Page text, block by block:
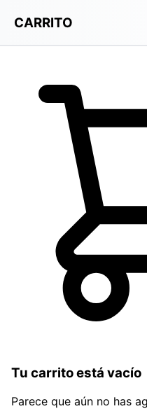
CARRITO
Tu carrito está vacío
Parece que aún no has